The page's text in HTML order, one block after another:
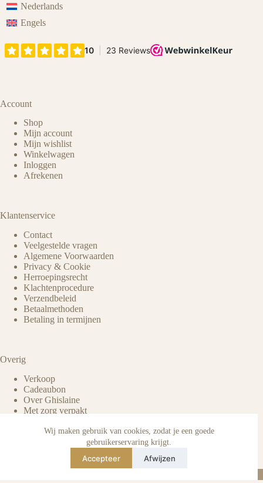
Wij maken gebruik van cookies, zodat je een goede
gebruikerservaring krijgt.
Accepteer Afwijzen
Nederlands
Engels
Account
Shop
Mijn account
Mijn wishlist
Winkelwagen
Inloggen
Afrekenen
Klantenservice
Contact
Veelgestelde vragen
Algemene Voorwaarden
Privacy & Cookie
Herroepingsrecht
Klachtenprocedure
Verzendbeleid
Betaalmethoden
Betaling in termijnen
Overig
Verkoop
Cadeaubon
Over Ghislaine
Met zorg verpakt
Verzorging & onderhoud
Echtheid van reviews